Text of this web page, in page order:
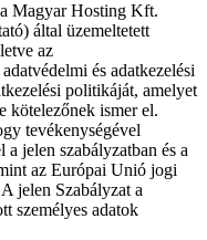
Magyar Hosting Kft.
által üzemeltetett
az
és adatkezelési
politikáját, amelyet
kötelezőnek ismer el.
tevékenységével
jelen szabályzatban és a
az Európai Unió jogi
jelen Szabályzat a
személyes adatok